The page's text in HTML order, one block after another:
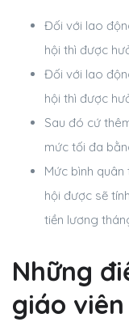
Đối với lao
hội thì được
Đối với lao
hội thì được
Sau đó cứ
mức tối đa
Mức bình
hội được sẽ
tiền lương
Những
giáo